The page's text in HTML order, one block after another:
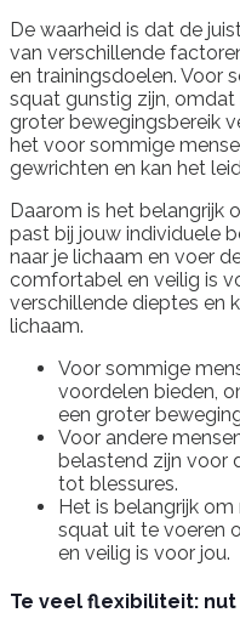
De waarheid is dat de
van verschillende
en trainingsdoelen. Voor
squat gunstig zijn, omdat
groter bewegingsbereik
het voor sommige
gewrichten en kan het
Daarom is het belangrijk
past bij jouw individuele
naar je lichaam en voer
comfortabel en veilig is
verschillende dieptes en
lichaam.
Voor sommige
voordelen bieden,
een groter
Voor andere
belastend zijn voor
tot blessures.
Het is belangrijk
squat uit te voeren
en veilig is voor jou.
Te veel flexibiliteit: